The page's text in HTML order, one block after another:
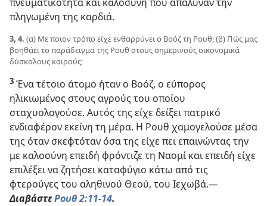
πληγωμένη της καρδιά.
3, 4. (α) Με ποιον τρόπο είχε ενθαρρύνει ο Βοόζ τη Ρουθ; (β) Πώς μας
βοηθάει το παράδειγμα της Ρουθ στους σημερινούς οικονομικά
δύσκολους καιρούς;
3 Ένα τέτοιο άτομο ήταν ο Βοόζ, ο εύπορος
ηλικιωμένος στους αγρούς του οποίου
σταχυολογούσε. Αυτός της είχε δείξει πατρικό
ενδιαφέρον εκείνη τη μέρα. Η Ρουθ χαμογελούσε μέσα
της όταν σκεφτόταν όσα της είχε πει επαινώντας την
με καλοσύνη επειδή φρόντιζε τη Ναομί και επειδή είχε
επιλέξει να ζητήσει καταφύγιο κάτω από τις
φτερούγες του αληθινού Θεού, του Ιεχωβά.​—
ΔιαβάστεΡουθ 2:11-14.